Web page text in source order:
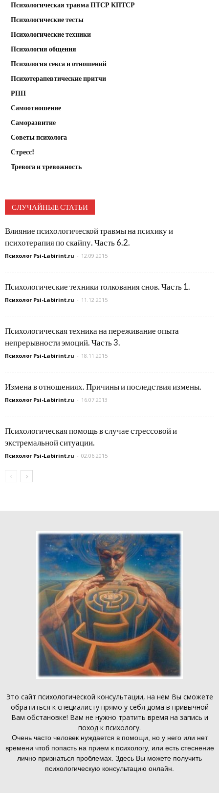
Психологическая травма ПТСР КПТСР
Психологические тесты
Психологические техники
Психология общения
Психология секса и отношений
Психотерапевтические притчи
РПП
Самоотношение
Саморазвитие
Советы психолога
Стресс!
Тревога и тревожность
СЛУЧАЙНЫЕ СТАТЬИ
Влияние психологической травмы на психику и
психотерапия по скайпу. Часть 6.2.
Психолог Psi-Labirint.ru - 12.09.2015
Психологические техники толкования снов. Часть 1.
Психолог Psi-Labirint.ru - 11.12.2015
Психологическая техника на переживание опыта
непрерывности эмоций. Часть 3.
Психолог Psi-Labirint.ru - 18.11.2015
Измена в отношениях. Причины и последствия измены.
Психолог Psi-Labirint.ru - 16.07.2013
Психологическая помощь в случае стрессовой и
экстремальной ситуации.
Психолог Psi-Labirint.ru - 02.06.2015
Это сайт психологической консультации, на нем Вы сможете
обратиться к специалисту прямо у себя дома в привычной
Вам обстановке! Вам не нужно тратить время на запись и
поход к психологу.
Очень часто человек нуждается в помощи, но у него или нет
времени чтоб попасть на прием к психологу, или есть стеснение
лично признаться проблемах. Здесь Вы можете получить
психологическую консультацию онлайн.